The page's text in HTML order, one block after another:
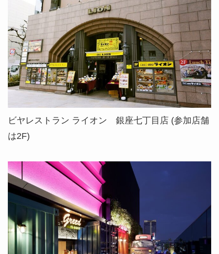
ビヤレストラン ライオン 銀座七丁目店 (参加店舗
は2F)